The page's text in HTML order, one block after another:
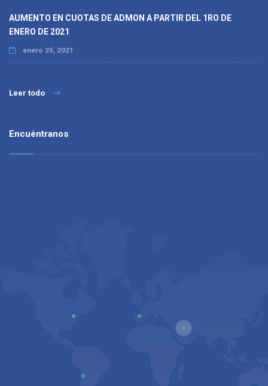
AUMENTO EN CUOTAS DE ADMON A PARTIR DEL 1RO DE
ENERO DE 2021
enero 25, 2021
Leer todo
Encuéntranos